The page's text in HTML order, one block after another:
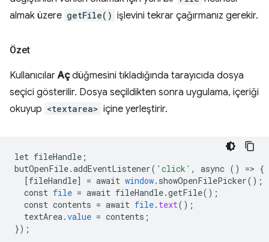
almak üzere getFile() işlevini tekrar çağırmanız gerekir.
Özet
KullanıcılarAçdüğmesini tıkladığında tarayıcıda dosya
seçici gösterilir. Dosya seçildikten sonra uygulama, içeriği
okuyup <textarea> içine yerleştirir.
let fileHandle ;
butOpenFile.addEventListener( 'click' , async () => {
[fileHandle] = await window. showOpenFilePicker();
const file = await fileHandle.getFile();
const contents = await file. text();
textArea.value = contents ;
});